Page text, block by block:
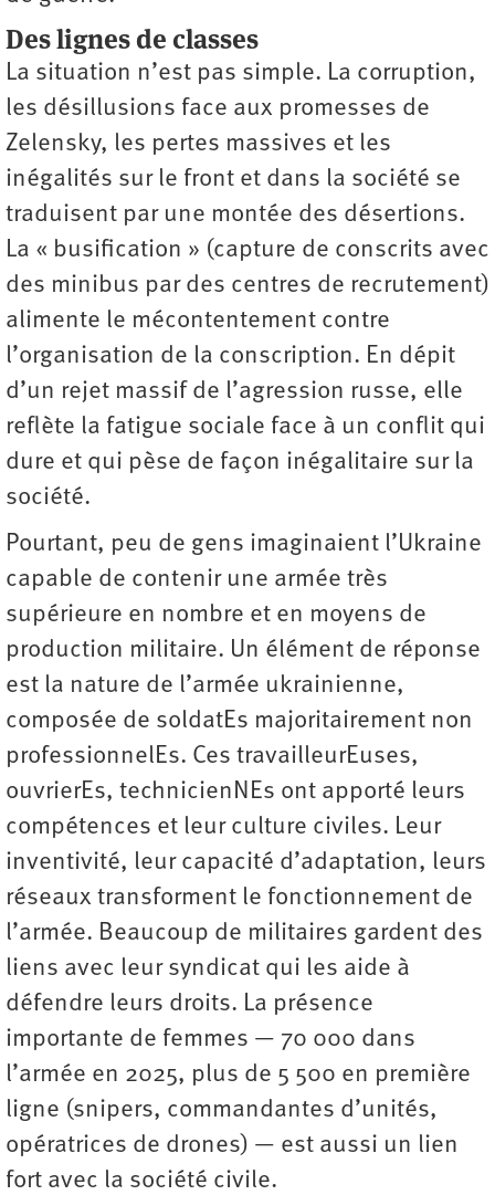
Des lignes de classes
La situation n’est pas simple. La corruption,
les désillusions face aux promesses de
Zelensky, les pertes massives et les
inégalités sur le front et dans la société se
traduisent par une montée des désertions.
La « busification » (capture de conscrits avec
des minibus par des centres de recrutement)
alimente le mécontentement contre
l’organisation de la conscription. En dépit
d’un rejet massif de l’agression russe, elle
reflète la fatigue sociale face à un conflit qui
dure et qui pèse de façon inégalitaire sur la
société.
Pourtant, peu de gens imaginaient l’Ukraine
capable de contenir une armée très
supérieure en nombre et en moyens de
production militaire. Un élément de réponse
est la nature de l’armée ukrainienne,
composée de soldatEs majoritairement non
professionnelEs. Ces travailleurEuses,
ouvrierEs, technicienNEs ont apporté leurs
compétences et leur culture civiles. Leur
inventivité, leur capacité d’adaptation, leurs
réseaux transforment le fonctionnement de
l’armée. Beaucoup de militaires gardent des
liens avec leur syndicat qui les aide à
défendre leurs droits. La présence
importante de femmes — 70 000 dans
l’armée en 2025, plus de 5 500 en première
ligne (snipers, commandantes d’unités,
opératrices de drones) — est aussi un lien
fort avec la société civile.